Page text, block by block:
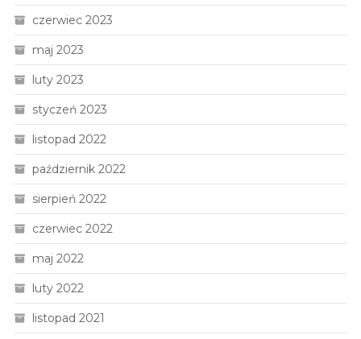
czerwiec 2023
maj 2023
luty 2023
styczeń 2023
listopad 2022
październik 2022
sierpień 2022
czerwiec 2022
maj 2022
luty 2022
listopad 2021